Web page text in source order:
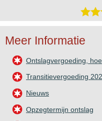
Meer Informatie
Ontslagvergoeding,
Transitievergoeding
Nieuws
Opzegtermijn ontslag